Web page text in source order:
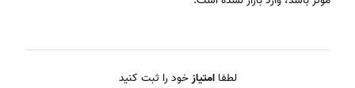
لطفاامتیازخود را ثبت کنید